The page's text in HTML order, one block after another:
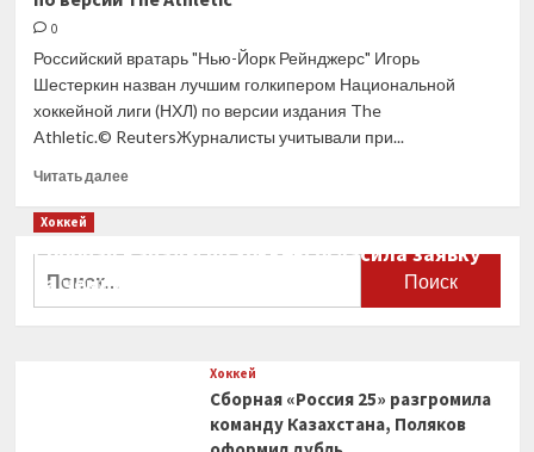
0
Российский вратарь "Нью-Йорк Рейнджерс" Игорь
Шестеркин назван лучшим голкипером Национальной
хоккейной лиги (НХЛ) по версии издания The
Athletic.© ReutersЖурналисты учитывали при...
Читать далееПрочитать
вратарем
Хоккей
Сборная Канады по хоккею огласила заявку
на чемпионат мира
Хоккей
Сборная «Россия 25» разгромила
команду Казахстана, Поляков